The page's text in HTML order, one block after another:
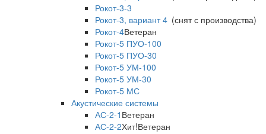
Рокот-3-3
Рокот-3, вариант 4 (снят с производства)
Рокот-4Ветеран
Рокот-5 ПУО-100
Рокот-5 ПУО-30
Рокот-5 УМ-100
Рокот-5 УМ-30
Рокот-5 МС
Акустические системы
АС-2-1 Ветеран
АС-2-2Хит!Ветеран